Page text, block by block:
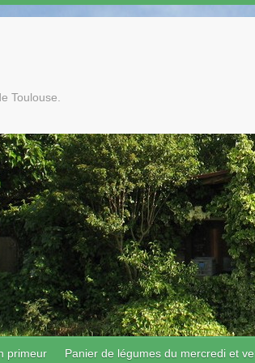
Toulouse.
primeur Panier de légumes du mercredi et